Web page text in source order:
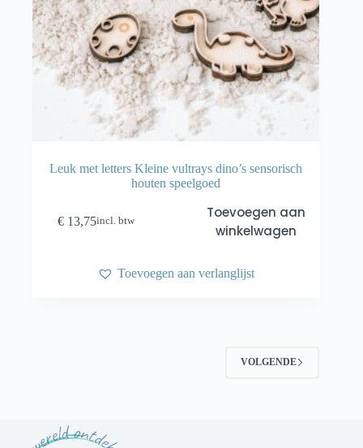
Leuk met letters Kleine vultrays dino’s sensorisch
houten speelgoed
€ 13,75incl. btw
Toevoegen aan
winkelwagen
Toevoegen aan verlanglijst
VOLGENDE